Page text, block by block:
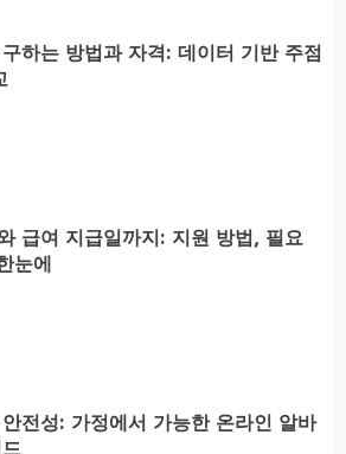
하는 방법과 자격: 데이터 기반 주점
급여 지급일까지: 지원 방법, 필요
눈에
전성: 가정에서 가능한 온라인 알바